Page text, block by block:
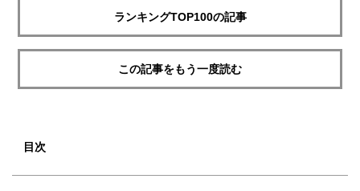
ランキングTOP100の記事
この記事をもう一度読む
目次